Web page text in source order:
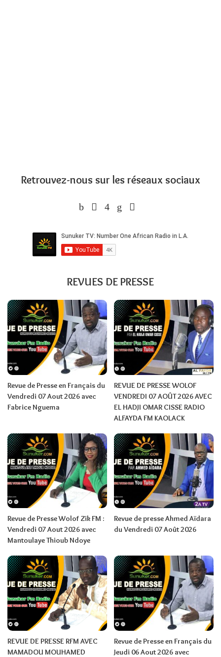
Retrouvez-nous sur les réseaux sociaux
REVUES DE PRESSE
Revue de Presse en Français du
Vendredi 07 Aout 2026 avec
Fabrice Nguema
REVUE DE PRESSE WOLOF
VENDREDI 07 AOÛT 2026 AVEC
EL HADJI OMAR CISSE RADIO
ALFAYDA FM KAOLACK
Revue de Presse Wolof Zik FM :
Vendredi 07 Aout 2026 avec
Mantoulaye Thioub Ndoye
Revue de presse Ahmed Aïdara
du Vendredi 07 Août 2026
REVUE DE PRESSE RFM AVEC
MAMADOU MOUHAMED
Revue de Presse en Français du
Jeudi 06 Aout 2026 avec